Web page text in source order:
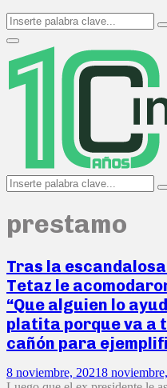
Search
for:
Primary
Menu
Search
for:
prestamo
Tras la
Tetaz le
“Que alguien lo
platita porque va a
cañón para
8 noviembre, 20218